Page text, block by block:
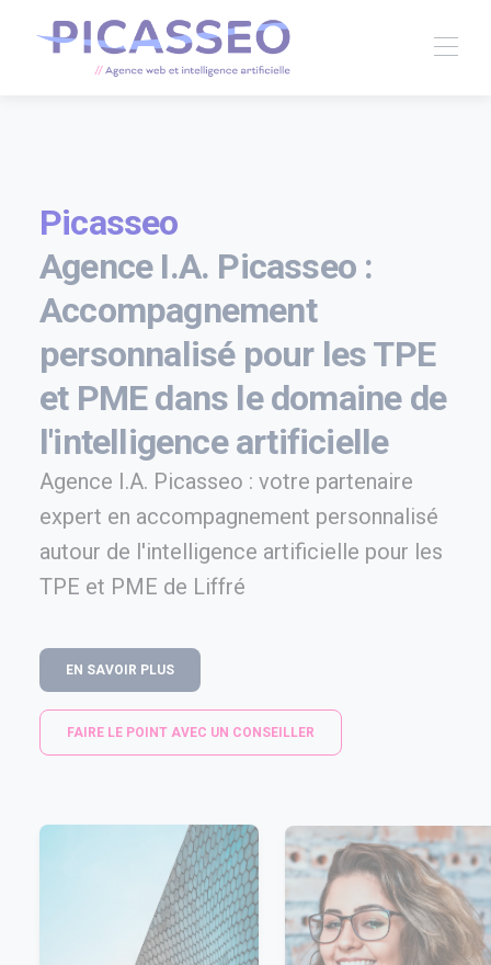
Picasseo
Agence I.A. Picasseo :
Accompagnement
personnalisé pour les TPE
et PME dans le domaine de
l'intelligence artificielle
Agence I.A. Picasseo : votre partenaire
expert en accompagnement personnalisé
autour de l'intelligence artificielle pour les
TPE et PME de Liffré
EN SAVOIR PLUS
FAIRE LE POINT AVEC UN CONSEILLER